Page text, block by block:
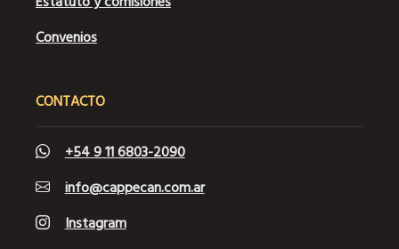
Convenios
CONTACTO
+54 9 11 6803-2090
info@cappecan.com.ar
Instagram